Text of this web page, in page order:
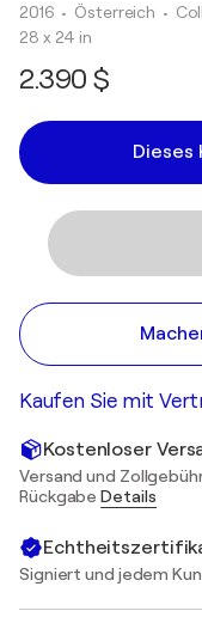
2016 • Österreich •
28 x 24 in
2.390 $
Dieses
Kaufen Sie mit
Kostenloser
Versand und
RückgabeDetails
Signiert und jedem